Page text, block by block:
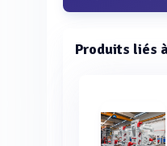
Produits liés